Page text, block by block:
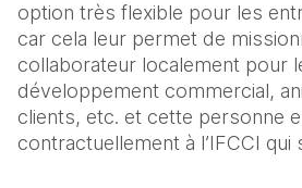
option très flexible pour les
car cela leur permet de
collaborateur localement pour
développement commercial,
clients, etc. et cette personne
contractuellement à l’IFCCI